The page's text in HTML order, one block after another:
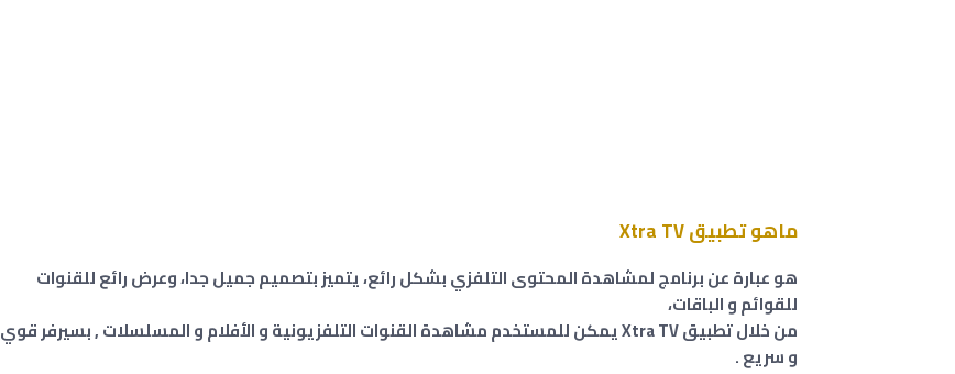
ماهو تطبيق Xtra TV
هو عبارة عن برنامج لمشاهدة المحتوى التلفزي بشكل رائع، يتميز بتصميم جميل جدا، وعرض رائع للقنوات
للقوائم و الباقات،
من خلال تطبيق Xtra TV يمكن للمستخدم مشاهدة القنوات التلفزيونية و الأفلام و المسلسلات , بسيرفر قوي
و سريع .